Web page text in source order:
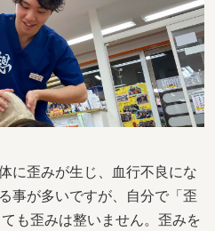
に歪みが生じ、血行不良にな
事が多いですが、自分で「歪
も歪みは整いません。歪みを